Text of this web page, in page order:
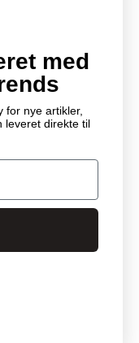
ultimative
kan nemt
enkelt klik.
med
for nye artikler,
leveret direkte til